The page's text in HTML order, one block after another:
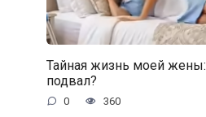
Тайная жизнь моей
подвал?
0 360